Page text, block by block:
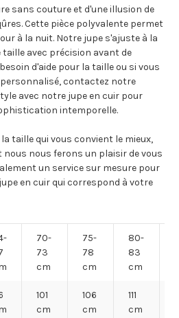
sans couture et d'une illusion de
Cette pièce polyvalente permet
à la nuit. Notre jupe s'ajuste à la
avec précision avant de
d'aide pour la taille ou si vous
contactez notre
avec notre jupe en cuir pour
intemporelle.
taille qui vous convient le mieux,
nous nous ferons un plaisir de vous
un service sur mesure pour
en cuir qui correspond à votre
70-
73
cm
75-
78
cm
80-
83
cm
101
cm
106
cm
111
cm